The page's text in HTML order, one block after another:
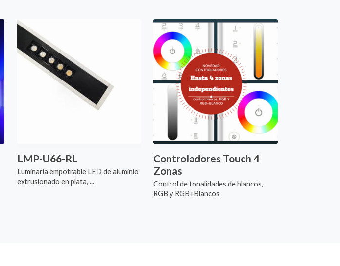
LMP-U66-RL
Luminaria empotrable LED de aluminio
extrusionado en plata, ...
Controladores Touch 4
Zonas
Control de tonalidades de blancos,
RGB y RGB+Blancos